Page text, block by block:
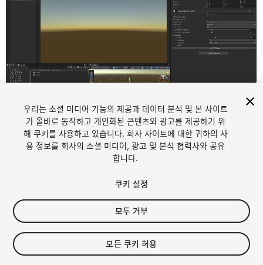
1/5
$4.99
Seat
우리는 소셜 미디어 기능의 제공과 데이터 분석 및 본 사이트
가 올바로 동작하고 개인화된 콘텐츠와 광고를 제공하기 위
해 쿠키를 사용하고 있습니다. 회사 사이트에 대한 귀하의 사
용 정보를 회사의 소셜 미디어, 광고 및 분석 협력사와 공유
합니다.
쿠키 설정
모두 거부
모든 쿠키 허용